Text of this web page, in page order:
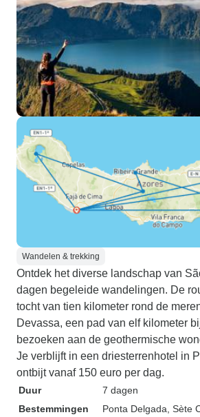
Wandelen & trekking
Ontdek het diverse landschap van
dagen begeleide wandelingen. De
tocht van tien kilometer rond de
Devassa, een pad van elf kilometer
bezoeken aan de geothermische
Je verblijft in een driesterrenhotel in
ontbijt vanaf 150 euro per dag.
Duur
7 dagen
Bestemmingen
Ponta Delgada , Sète